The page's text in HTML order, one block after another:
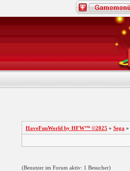
HaveFunWorld by HFW™ ©2025 » Sega »
(Benutzer im Forum aktiv: 1 Besucher)